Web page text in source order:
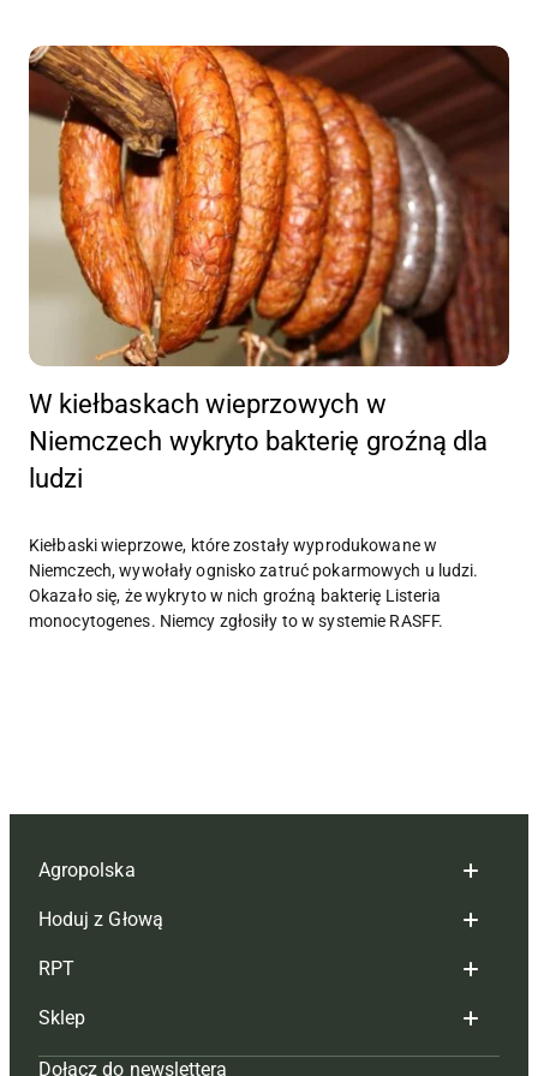
W kiełbaskach wieprzowych w
Niemczech wykryto bakterię groźną dla
ludzi
Kiełbaski wieprzowe, które zostały wyprodukowane w
Niemczech, wywołały ognisko zatruć pokarmowych u ludzi.
Okazało się, że wykryto w nich groźną bakterię Listeria
monocytogenes. Niemcy zgłosiły to w systemie RASFF.
Agropolska
Redakcja
Reklama
Tagi
Hoduj z Głową
Hoduj z głową bydło
Hoduj z głową świnie
RPT
Redakcja
Sklep
Dołącz do newslettera